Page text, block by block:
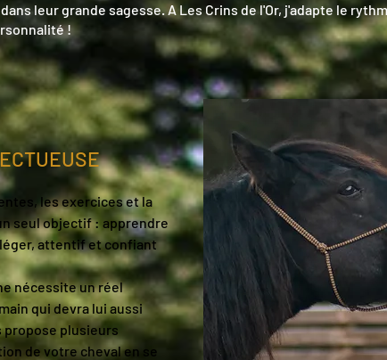
leur grande sagesse. A Les Crins de l'Or, j'adapte le
!
les exercices et la
seul objectif : apprendre
attentif et confiant
nécessite un réel
qui devra lui aussi
propose plusieurs
de votre cheval en se